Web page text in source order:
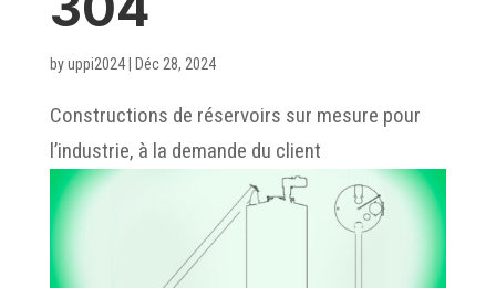
byuppi2024| Déc 28, 2024
Constructions de réservoirs sur mesure pour
l’industrie, à la demande du client